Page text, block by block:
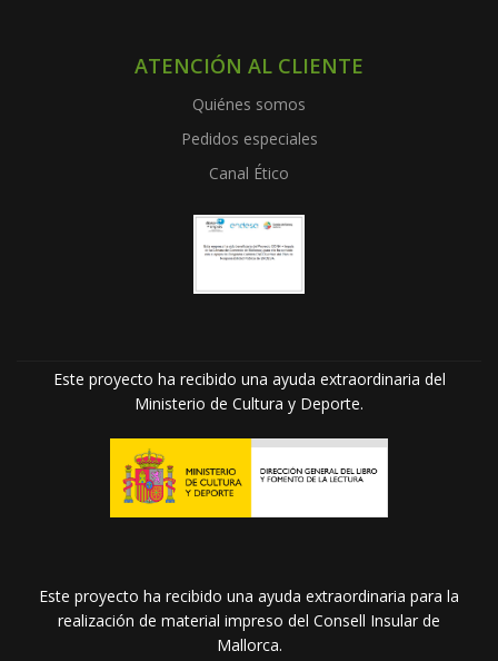
ATENCIÓN AL CLIENTE
Quiénes somos
Pedidos especiales
Canal Ético
Este proyecto ha recibido una ayuda extraordinaria del
Ministerio de Cultura y Deporte.
Este proyecto ha recibido una ayuda extraordinaria para la
realización de material impreso del Consell Insular de
Mallorca.